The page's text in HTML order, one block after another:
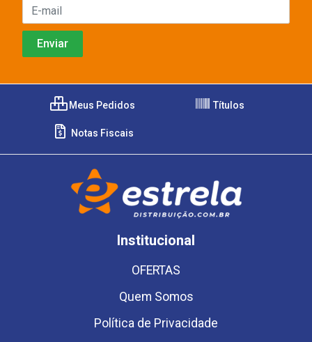
Meus Pedidos Títulos
Notas Fiscais
Institucional
OFERTAS
Quem Somos
Política de Privacidade